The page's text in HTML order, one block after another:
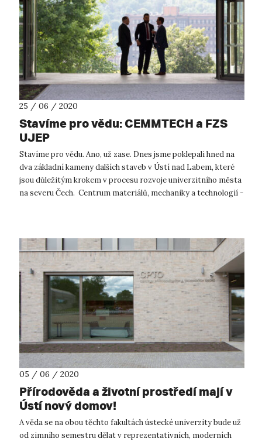
25 / 06 / 2020
Stavíme pro vědu: CEMMTECH a FZS
UJEP
Stavíme pro vědu. Ano, už zase. Dnes jsme poklepali hned na
dva základní kameny dalších staveb v Ústí nad Labem, které
jsou důležitým krokem v procesu rozvoje univerzitního města
na severu Čech. Centrum materiálů, mechaniky a technologií -
05 / 06 / 2020
Přírodověda a životní prostředí mají v
Ústí nový domov!
A věda se na obou těchto fakultách ústecké univerzity bude už
od zimního semestru dělat v reprezentativních, moderních